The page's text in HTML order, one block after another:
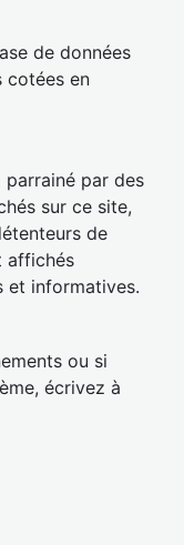
de données
cotées en
par des
sur ce site,
de
affichés
et informatives.
ou si
écrivez à